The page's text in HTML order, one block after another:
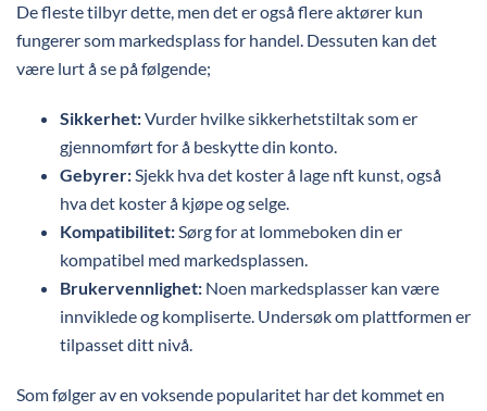
De fleste tilbyr dette, men det er også flere aktører kun
fungerer som markedsplass for handel. Dessuten kan det
være lurt å se på følgende;
Sikkerhet:Vurder hvilke sikkerhetstiltak som er
gjennomført for å beskytte din konto.
Gebyrer:Sjekk hva det koster å lage nft kunst, også
hva det koster å kjøpe og selge.
Kompatibilitet:Sørg for at lommeboken din er
kompatibel med markedsplassen.
Brukervennlighet: Noen markedsplasser kan være
innviklede og kompliserte. Undersøk om plattformen er
tilpasset ditt nivå.
Som følger av en voksende popularitet har det kommet en